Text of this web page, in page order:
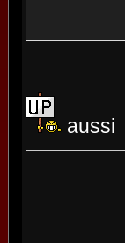
aussi